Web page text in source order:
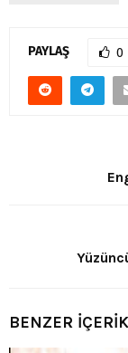
PAYLAŞ 0
BENZER